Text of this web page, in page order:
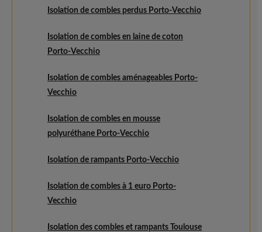
Isolation de combles perdus Porto-Vecchio
Isolation de combles en laine de coton
Porto-Vecchio
Isolation de combles aménageables Porto-
Vecchio
Isolation de combles en mousse
polyuréthane Porto-Vecchio
Isolation de rampants Porto-Vecchio
Isolation de combles à 1 euro Porto-
Vecchio
Isolation des combles et rampants Toulouse